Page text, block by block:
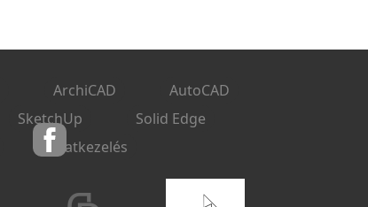
ArchiCAD
AutoCAD
SketchUp
Solid Edge
adatkezelés